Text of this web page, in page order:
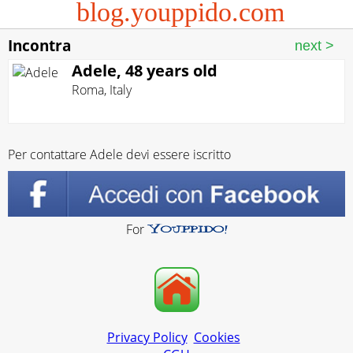
blog.youppido.com
Incontra
Adele, 48 years old
Roma, Italy
Per contattare Adele devi essere iscritto
For
Privacy Policy Cookies